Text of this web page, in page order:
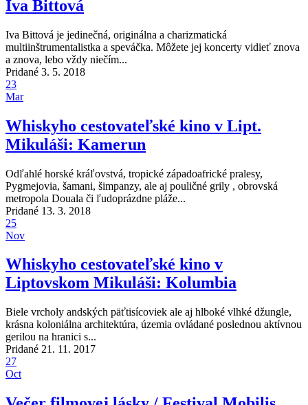
Iva Bittová
Iva Bittová je jedinečná, originálna a charizmatická
multiinštrumentalistka a speváčka. Môžete jej koncerty vidieť znova
a znova, lebo vždy niečím...
Pridané 3. 5. 2018
23
Mar
Whiskyho cestovateľské kino v Lipt.
Mikuláši: Kamerun
Odľahlé horské kráľovstvá, tropické západoafrické pralesy,
Pygmejovia, šamani, šimpanzy, ale aj pouličné grily , obrovská
metropola Douala či ľudoprázdne pláže...
Pridané 13. 3. 2018
25
Nov
Whiskyho cestovateľské kino v
Liptovskom Mikuláši: Kolumbia
Biele vrcholy andských päťtisícoviek ale aj hlboké vlhké džungle,
krásna koloniálna architektúra, územia ovládané poslednou aktívnou
gerilou na hranici s...
Pridané 21. 11. 2017
27
Oct